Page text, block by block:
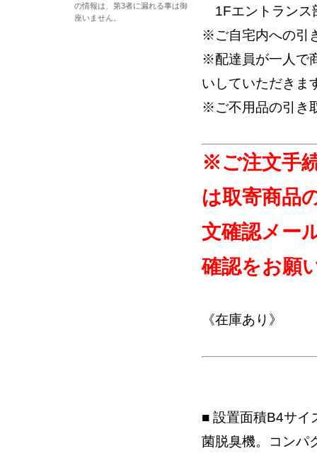
1Fエントランス
※ご自宅内への引
※配達員が一人で
いしていただきま
※ご不用品の引き
※ご注文手
は取寄商品
文確認メー
確認をお願
《在庫あり》
■ 設置面積B4サイ
菌脱臭機。コンパ
の情報は、第3者に漏れる事は御
座いません。